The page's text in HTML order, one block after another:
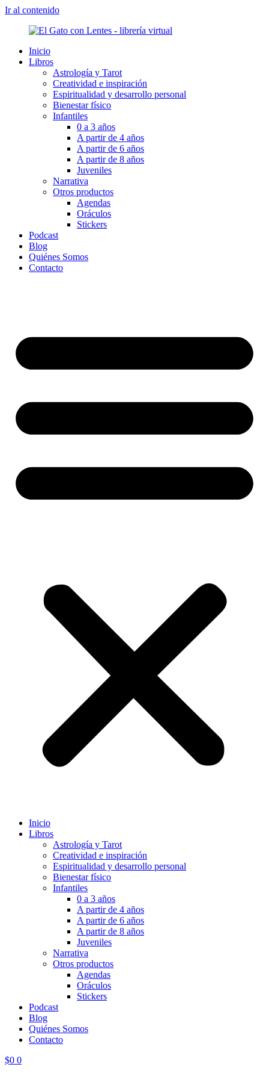
Ir al contenido
Inicio
Libros
Astrología y Tarot
Creatividad e inspiración
Espiritualidad y desarrollo personal
Bienestar físico
Infantiles
0 a 3 años
A partir de 4 años
A partir de 6 años
A partir de 8 años
Juveniles
Narrativa
Otros productos
Agendas
Oráculos
Stickers
Podcast
Blog
Quiénes Somos
Contacto
Inicio
Libros
Astrología y Tarot
Creatividad e inspiración
Espiritualidad y desarrollo personal
Bienestar físico
Infantiles
0 a 3 años
A partir de 4 años
A partir de 6 años
A partir de 8 años
Juveniles
Narrativa
Otros productos
Agendas
Oráculos
Stickers
Podcast
Blog
Quiénes Somos
Contacto
$0 0